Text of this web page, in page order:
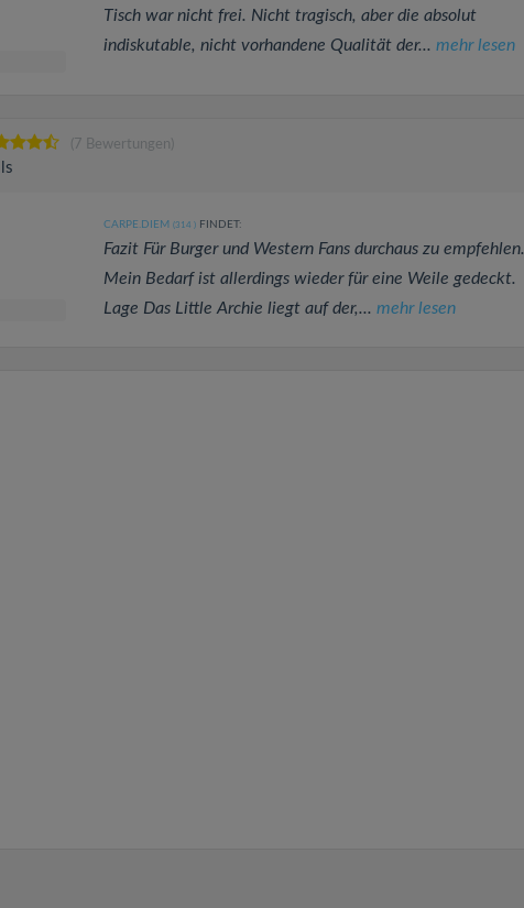
Tisch war nicht frei. Nicht tragisch, aber die absolut
indiskutable, nicht vorhandene Qualität der... mehr lesen
(7 Bewertungen)
CARPE.DIEM (314 )FINDET:
Fazit Für Burger und Western Fans durchaus zu empfehlen.
Mein Bedarf ist allerdings wieder für eine Weile gedeckt.
Lage Das Little Archie liegt auf der,... mehr lesen